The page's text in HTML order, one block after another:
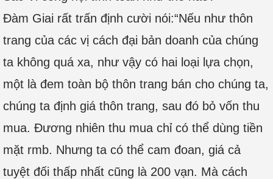
Đàm Giai rất trấn định cười nói:“Nếu như thôn
trang của các vị cách đại bản doanh của chúng
ta không quá xa, như vậy có hai loại lựa chọn,
một là đem toàn bộ thôn trang bán cho chúng ta,
chúng ta định giá thôn trang, sau đó bỏ vốn thu
mua. Đương nhiên thu mua chỉ có thể dùng tiền
mặt rmb. Nhưng ta có thể cam đoan, giá cả
tuyệt đối thấp nhất cũng là 200 vạn. Mà cách